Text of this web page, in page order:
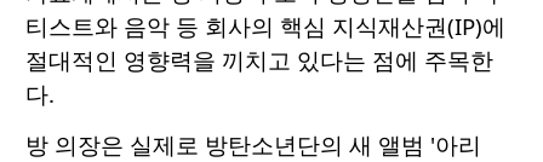
티스트와 음악 등 회사의 핵심 지식재산권(IP)에
절대적인 영향력을 끼치고 있다는 점에 주목한
다.
방 의장은 실제로 방탄소년단의 새 앨범 '아리